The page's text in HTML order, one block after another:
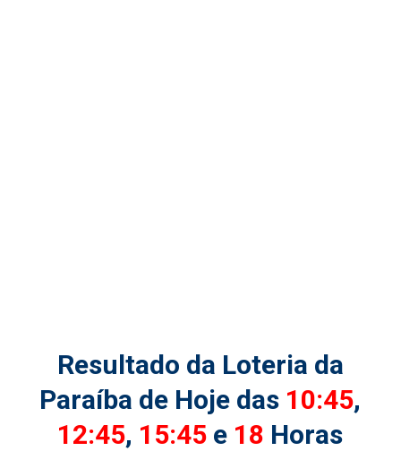
Resultado da Loteria da
Paraíba de Hoje das 10:45,
12:45, 15:45 e 18 Horas